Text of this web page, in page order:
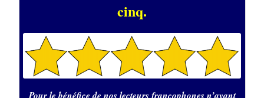
cinq.
Pour le bénéfice de nos lecteurs francophones n’ayant